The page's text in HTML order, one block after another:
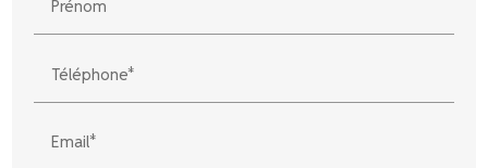
Prénom
Téléphone*
Email*